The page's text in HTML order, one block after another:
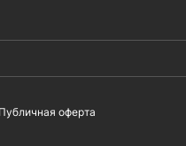
Публичная оферта